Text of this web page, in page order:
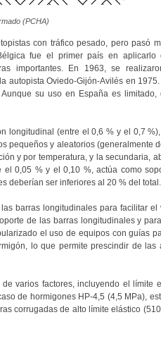
(PCHA)
con tráfico pesado, pero pasó
fue el primer país en aplicarlo
importantes. En 1963, se
autopista Oviedo-Gijón-Avilés en 1975.
su uso en España es limitado,
longitudinal (entre el 0,6 % y el 0,7
pequeños y aleatorios (generalmente
y por temperatura, y la secundaria,
el 0,05 % y el 0,10 %, actúa como
deberían ser inferiores al 20 % del total.
barras longitudinales para facilitar el
de las barras longitudinales y
el uso de equipos con guías
lo que permite prescindir de las
varios factores, incluyendo el límite
de hormigones HP-4,5 (4,5 MPa),
corrugadas de alto límite elástico